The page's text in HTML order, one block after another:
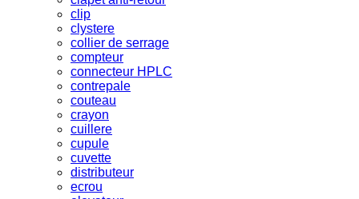
clip
clystere
collier de serrage
compteur
connecteur HPLC
contrepale
couteau
crayon
cuillere
cupule
cuvette
distributeur
ecrou